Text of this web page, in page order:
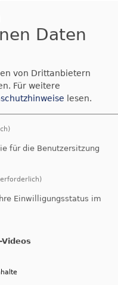
zur
Lehrerberuf.
- ein Widerspruch?
sondern
und
Berufsstress,
Daten
von Drittanbietern
Für weitere
lesen.
für die Benutzersitzung
Einwilligungsstatus im